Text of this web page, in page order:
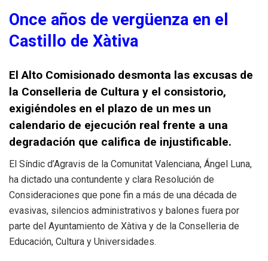
Once años de vergüenza en el
Castillo de Xàtiva
El Alto Comisionado desmonta las excusas de
la Conselleria de Cultura y el consistorio,
exigiéndoles en el plazo de un mes un
calendario de ejecución real frente a una
degradación que califica de injustificable.
El Síndic d’Agravis de la Comunitat Valenciana, Ángel Luna,
ha dictado una contundente y clara Resolución de
Consideraciones que pone fin a más de una década de
evasivas, silencios administrativos y balones fuera por
parte del Ayuntamiento de Xàtiva y de la Conselleria de
Educación, Cultura y Universidades.